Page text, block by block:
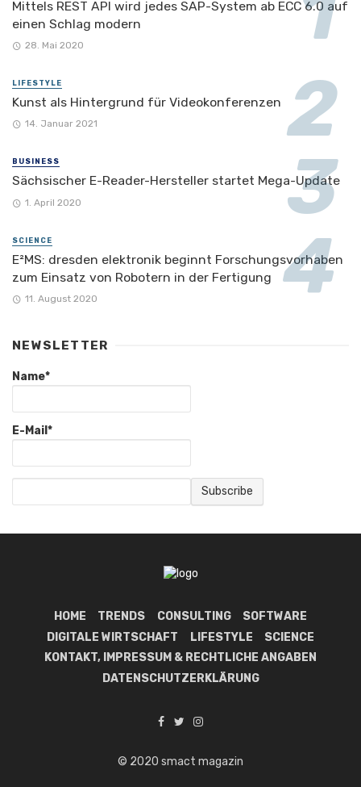
Mittels REST API wird jedes SAP-System ab ECC 6.0 auf
einen Schlag modern
28. Mai 2020
LIFESTYLE
Kunst als Hintergrund für Videokonferenzen
14. Januar 2021
BUSINESS
Sächsischer E-Reader-Hersteller startet Mega-Update
1. April 2020
SCIENCE
E²MS: dresden elektronik beginnt Forschungsvorhaben
zum Einsatz von Robotern in der Fertigung
11. August 2020
NEWSLETTER
Name*
E-Mail*
HOME TRENDS CONSULTING
SOFTWARE
DIGITALE WIRTSCHAFT
LIFESTYLE
SCIENCE
KONTAKT, IMPRESSUM & RECHTLICHE ANGABEN
DATENSCHUTZERKLÄRUNG
© 2020 smact magazin